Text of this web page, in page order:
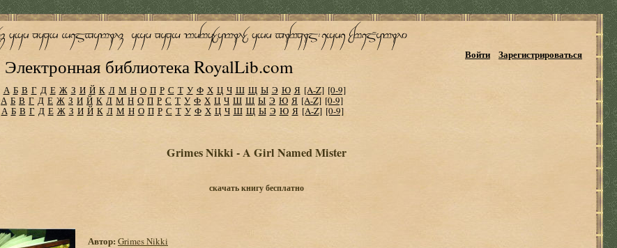
Электронная библиотека RoyalLib.com
Войти Зарегистрироваться
А Б В Г Д Е Ж З И Й К Л М Н О П Р С Т У Ф Х Ц Ч Ш Щ Ы Э Ю Я [A-Z] [0-9]
А Б В Г Д Е Ж З И Й К Л М Н О П Р С Т У Ф Х Ц Ч Ш Щ Ы Э Ю Я [A-Z] [0-9]
А Б В Г Д Е Ж З И Й К Л М Н О П Р С Т У Ф Х Ц Ч Ш Щ Ы Э Ю Я [A-Z] [0-9]
Grimes Nikki - A Girl Named Mister
скачать книгу бесплатно
Автор: Grimes Nikki